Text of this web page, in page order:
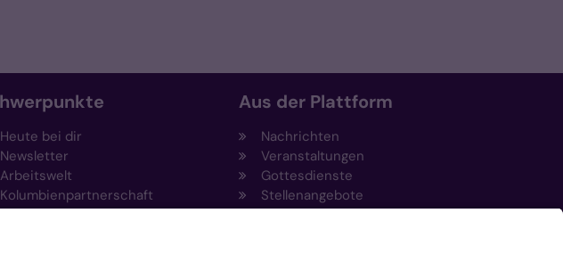
Heute bei dir
Newsletter
Arbeitswelt
Kolumbienpartnerschaft
Aus der Plattform
Nachrichten
Veranstaltungen
Gottesdienste
Stellenangebote